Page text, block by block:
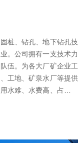
桩、钻孔、地下钻孔技
。公司拥有一支技术力
伍。为各大厂矿企业工
工地、矿泉水厂等提供
水难、水费高、占用场
受益。全国专业承接10